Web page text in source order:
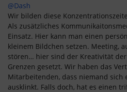
@Dash
Wir bilden diese
Als zusätzliches
Einsatz. Hier kann man einen
kleinem Bildchen setzen. Meeting,
stören… hier sind der Kreativität
Grenzen gesetzt. Wir haben das
Mitarbeitenden, dass niemand sich
ausklinkt. Falls doch, hat es einen